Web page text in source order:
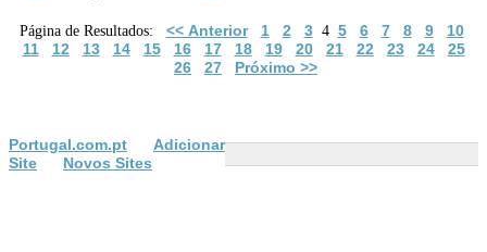
Página de Resultados: << Anterior 1 2 34 5 6 7 8 9
10
11
12 13 14 15 16 17 18 19 20 21 22 23 24
25
26
27 Próximo >>
Portugal.com.pt
Adicionar
Site
Novos Sites